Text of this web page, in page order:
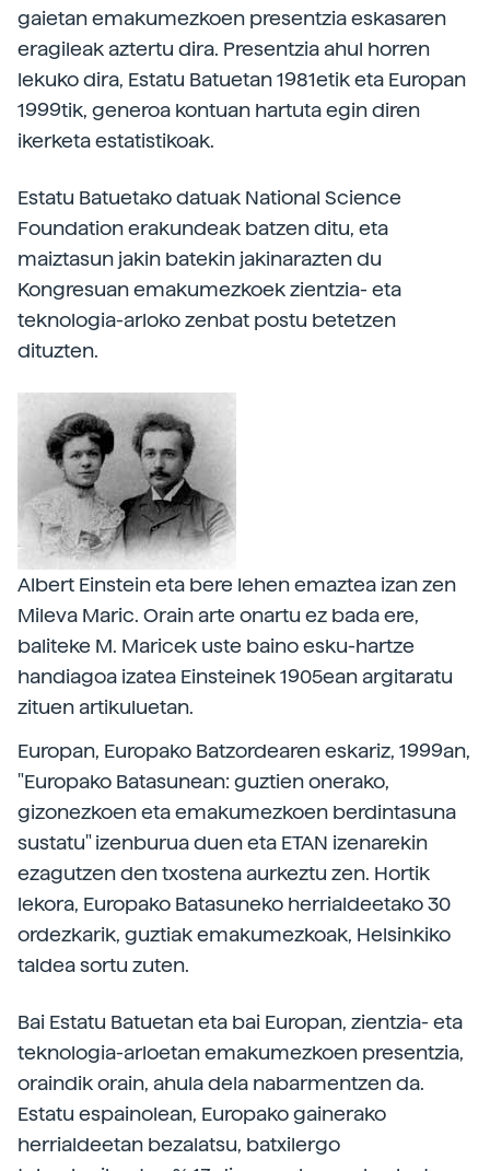
gaietan emakumezkoen presentzia eskasaren
eragileak aztertu dira. Presentzia ahul horren
lekuko dira, Estatu Batuetan 1981etik eta Europan
1999tik, generoa kontuan hartuta egin diren
ikerketa estatistikoak.
Estatu Batuetako datuak National Science
Foundation erakundeak batzen ditu, eta
maiztasun jakin batekin jakinarazten du
Kongresuan emakumezkoek zientzia- eta
teknologia-arloko zenbat postu betetzen
dituzten.
Albert Einstein eta bere lehen emaztea izan zen
Mileva Maric. Orain arte onartu ez bada ere,
baliteke M. Maricek uste baino esku-hartze
handiagoa izatea Einsteinek 1905ean argitaratu
zituen artikuluetan.
Europan, Europako Batzordearen eskariz, 1999an,
"Europako Batasunean: guztien onerako,
gizonezkoen eta emakumezkoen berdintasuna
sustatu" izenburua duen eta ETAN izenarekin
ezagutzen den txostena aurkeztu zen. Hortik
lekora, Europako Batasuneko herrialdeetako 30
ordezkarik, guztiak emakumezkoak, Helsinkiko
taldea sortu zuten.
Bai Estatu Batuetan eta bai Europan, zientzia- eta
teknologia-arloetan emakumezkoen presentzia,
oraindik orain, ahula dela nabarmentzen da.
Estatu espainolean, Europako gainerako
herrialdeetan bezalatsu, batxilergo